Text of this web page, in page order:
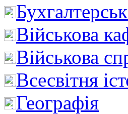
Військова
Військова
Всесвітня
Географія